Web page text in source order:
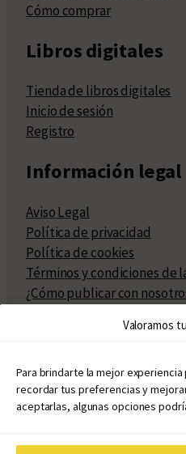
Valoramos
Para brindarte la mejor
recordar tus preferencias y
aceptarlas, algunas opciones
Cómo comprar
Libros digitales
Tienda de libros digitales
Inicio de sesión
Registro
Información legal
Aviso Legal
Política de privacidad
Política de cookies
Términos y condiciones de
¿Cómo publicar con
Políticas de publicación
Políticas de coedición
Atribuciones